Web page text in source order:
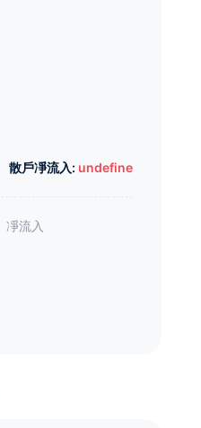
散戶凈流入: undefined